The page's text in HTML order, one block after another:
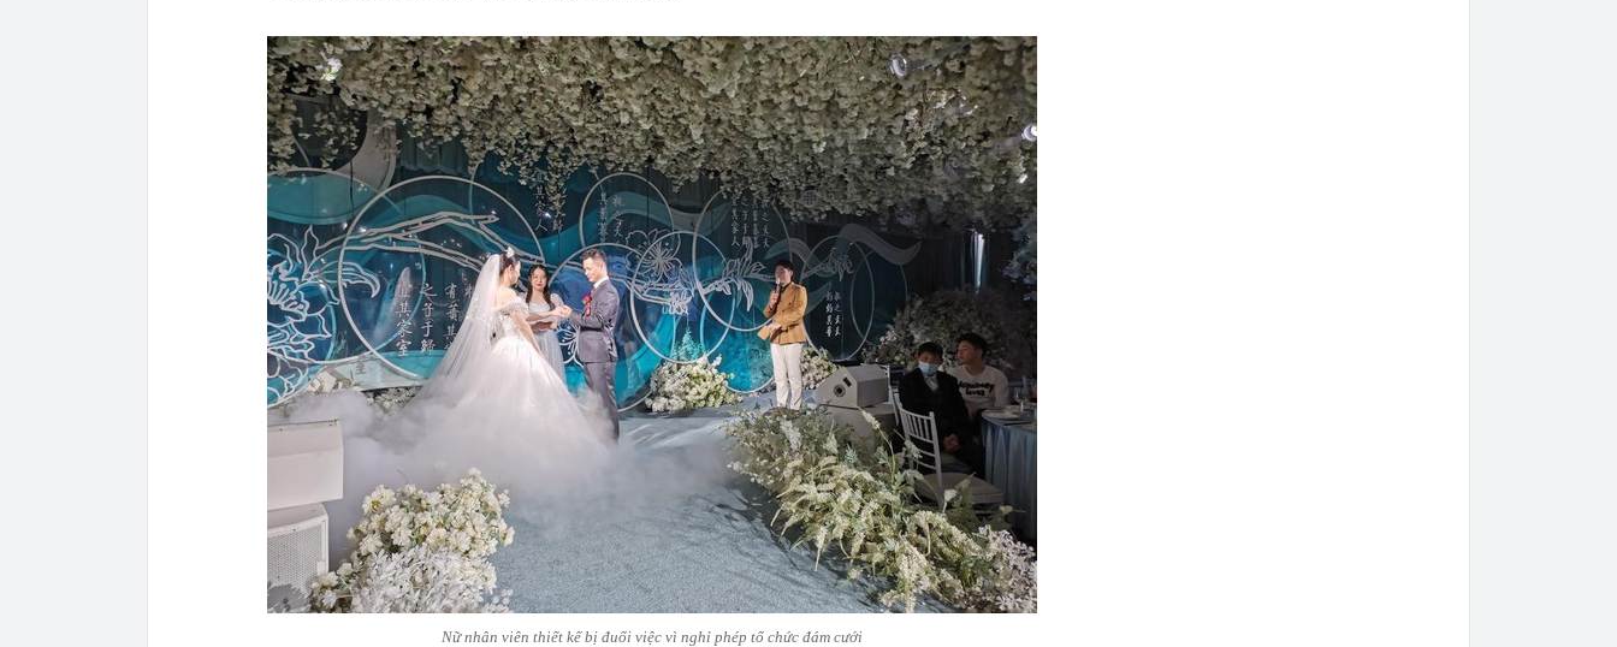
Nữ nhân viên thiết kế bị đuổi việc vì nghỉ phép tổ chức đám cưới